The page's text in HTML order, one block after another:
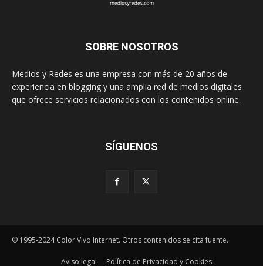
SOBRE NOSOTROS
Medios y Redes es una empresa con más de 20 años de
experiencia en blogging y una amplia red de medios digitales
que ofrece servicios relacionados con los contenidos online.
SÍGUENOS
© 1995-2024 Color Vivo Internet. Otros contenidos se cita fuente.
Aviso legal Política de Privacidad y Cookies